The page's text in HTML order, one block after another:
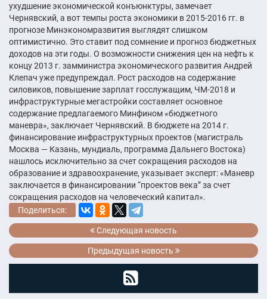
ухудшение экономической конъюнктуры, замечает
Чернявский, а вот темпы роста экономики в 2015-2016 гг. в
прогнозе Минэкономразвития выглядят слишком
оптимистично. Это ставит под сомнение и прогноз бюджетных
доходов на эти годы. О возможности снижения цен на нефть к
концу 2013 г. замминистра экономического развития Андрей
Клепач уже предупреждал. Рост расходов на содержание
силовиков, повышение зарплат госслужащим, ЧМ-2018 и
инфраструктурные мегастройки составляет основное
содержание предлагаемого Минфином «бюджетного
маневра», заключает Чернявский. В бюджете на 2014 г.
финансирование инфраструктурных проектов (магистраль
Москва — Казань, мундиаль, программа Дальнего Востока)
нашлось исключительно за счет сокращения расходов на
образование и здравоохранение, указывает эксперт: «Маневр
заключается в финансировании “проектов века” за счет
сокращения расходов на человеческий капитал».
Поделиться:
Следующая новость
Предыдущая новость